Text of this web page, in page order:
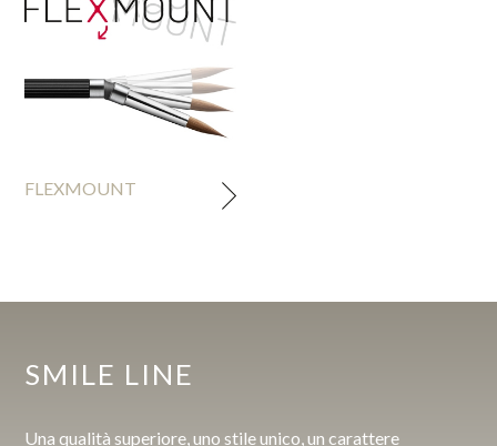
FLEXMOUNT
SMILE LINE
Una qualità superiore, uno stile unico, un carattere